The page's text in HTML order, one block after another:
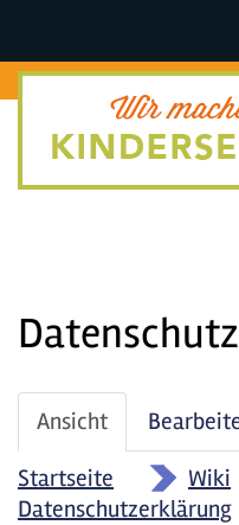
Haupt-
Reiter
Ansicht (aktiver
Reiter)
Startseite
» Wiki
Datenschutzerklärung